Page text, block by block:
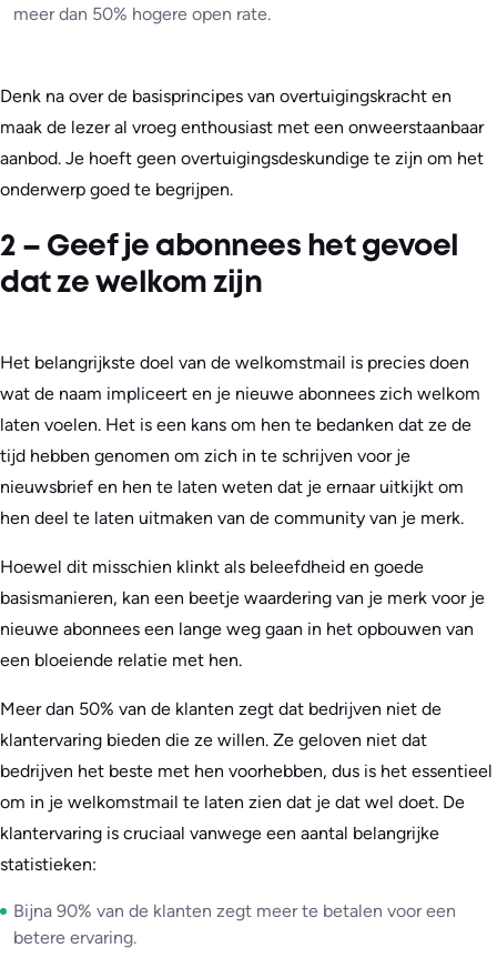
meer dan 50% hogere open rate.
Denk na over de basisprincipes van overtuigingskracht en
maak de lezer al vroeg enthousiast met een onweerstaanbaar
aanbod. Je hoeft geen overtuigingsdeskundige te zijn om het
onderwerp goed te begrijpen.
2 – Geef je abonnees het gevoel
dat ze welkom zijn
Het belangrijkste doel van de welkomstmail is precies doen
wat de naam impliceert en je nieuwe abonnees zich welkom
laten voelen. Het is een kans om hen te bedanken dat ze de
tijd hebben genomen om zich in te schrijven voor je
nieuwsbrief en hen te laten weten dat je ernaar uitkijkt om
hen deel te laten uitmaken van de community van je merk.
Hoewel dit misschien klinkt als beleefdheid en goede
basismanieren, kan een beetje waardering van je merk voor je
nieuwe abonnees een lange weg gaan in het opbouwen van
een bloeiende relatie met hen.
Meer dan 50% van de klanten zegt dat bedrijven niet de
klantervaring bieden die ze willen. Ze geloven niet dat
bedrijven het beste met hen voorhebben, dus is het essentieel
om in je welkomstmail te laten zien dat je dat wel doet. De
klantervaring is cruciaal vanwege een aantal belangrijke
statistieken:
Bijna 90% van de klanten zegt meer te betalen voor een
betere ervaring.